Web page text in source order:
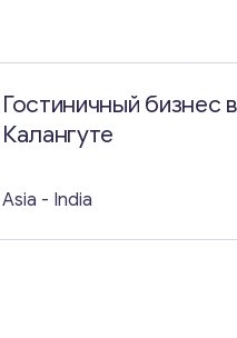
Гостиничный бизнес в
Калангуте
Asia - India